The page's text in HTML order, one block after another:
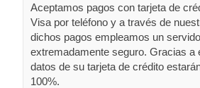
Aceptamos pagos con tarjeta de
Visa por teléfono y a través de
dichos pagos empleamos un
extremadamente seguro. Gracias a
datos de su tarjeta de crédito
100%.